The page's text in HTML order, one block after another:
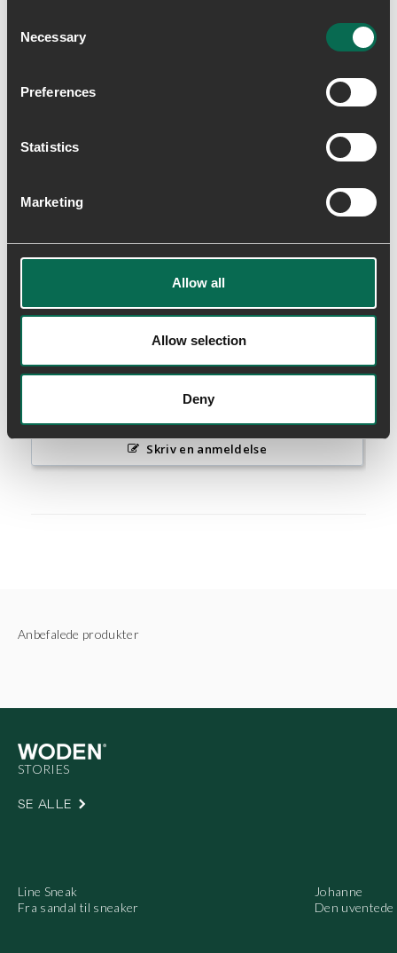
Selection
Necessary
Preferences
Statistics
Marketing
Allow all
Allow selection
Deny
Alle gummisåler består af 10% genbrugsgummi, og
Lightweight
ultralet fornemmelse – vores letteste modeller vejer
kun 255g.
Levering & returnering
Skriv en anmeldelse
SE ALLE
Line Sneak
Fra sandal til sneaker
Johanne
Den